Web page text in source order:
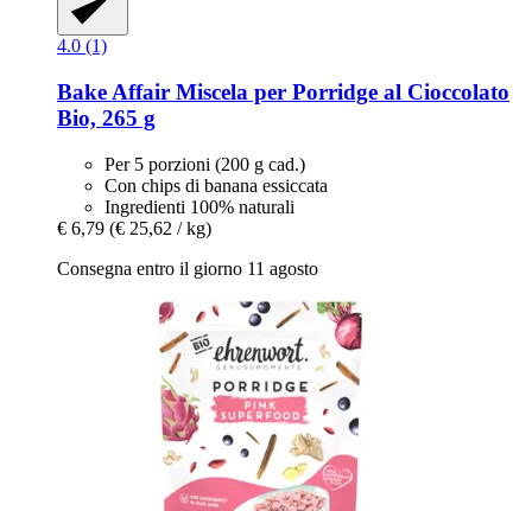
4.0 (1)
Bake Affair Miscela per Porridge al Cioccolato
Bio, 265 g
Per 5 porzioni (200 g cad.)
Con chips di banana essiccata
Ingredienti 100% naturali
€ 6,79 (€ 25,62 / kg)
Consegna entro il giorno 11 agosto